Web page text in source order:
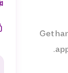
Get